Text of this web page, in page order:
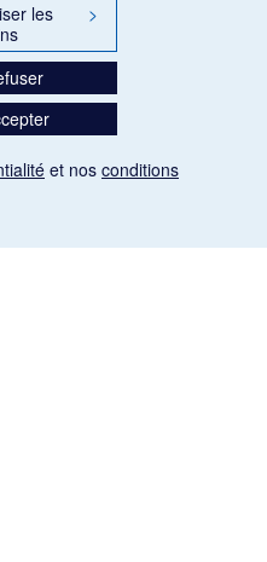
les
>
et nos conditions